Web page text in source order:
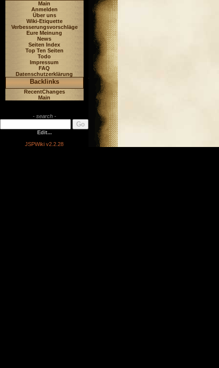
Main
Anmelden
Über uns
Wiki-Etiquette
Verbesserungsvorschläge
Eure Meinung
News
Seiten Index
Top Ten Seiten
Todo
Impressum
FAQ
Datenschutzerklärung
Backlinks
RecentChanges
Main
- search -
Edit...
JSPWiki v2.2.28